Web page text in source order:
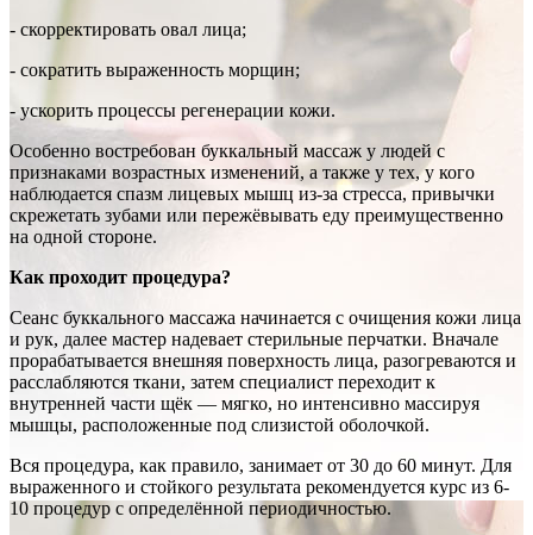
- скорректировать овал лица;
- сократить выраженность морщин;
- ускорить процессы регенерации кожи.
Особенно востребован буккальный массаж у людей с
признаками возрастных изменений, а также у тех, у кого
наблюдается спазм лицевых мышц из-за стресса, привычки
скрежетать зубами или пережёвывать еду преимущественно
на одной стороне.
Как проходит процедура?
Сеанс буккального массажа начинается с очищения кожи лица
и рук, далее мастер надевает стерильные перчатки. Вначале
прорабатывается внешняя поверхность лица, разогреваются и
расслабляются ткани, затем специалист переходит к
внутренней части щёк — мягко, но интенсивно массируя
мышцы, расположенные под слизистой оболочкой.
Вся процедура, как правило, занимает от 30 до 60 минут. Для
выраженного и стойкого результата рекомендуется курс из 6-
10 процедур с определённой периодичностью.